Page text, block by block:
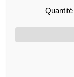
Quantité